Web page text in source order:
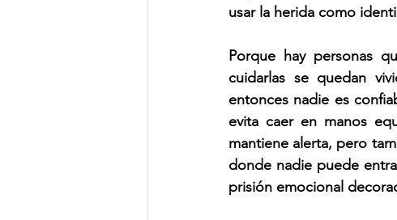
usar la herida como
Porque hay personas
cuidarlas se quedan
entonces nadie es
evita caer en manos
mantiene alerta, pero
donde nadie puede
prisión emocional